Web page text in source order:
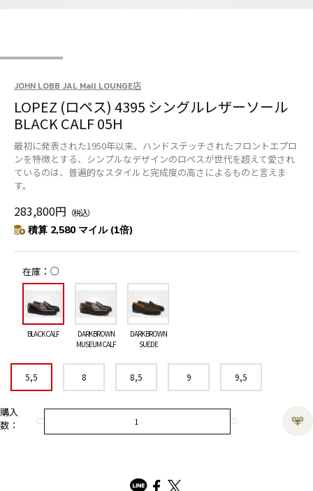
JOHN LOBB JAL Mall LOUNGE店
LOPEZ (ロペス) 4395 シングルレザーソール
BLACK CALF 05H
最初に発表された1950年以来、ハンドステッチされたフロントエプロ
ンを特徴とする、シンプルなデザインのロペスが世代を超えて愛され
ているのは、普遍的なスタイルと完成度の高さによるものと言えま
す。
283,800円 （税込）
積算 2,580 マイル (1倍)
在庫 ○
BLACK CALF
DARK BROWN
MUSEUM CALF
DARK BROWN
SUEDE
5,5 8 8,5 9 9,5
購入
数：